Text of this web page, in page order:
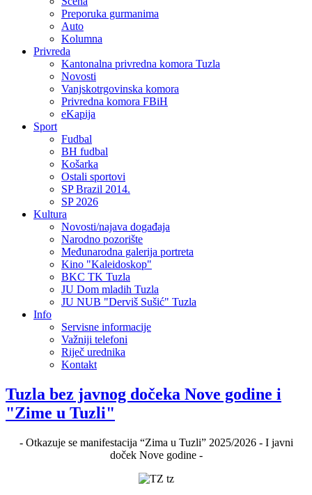
Preporuka gurmanima
Auto
Kolumna
Privreda
Kantonalna privredna komora Tuzla
Novosti
Vanjskotrgovinska komora
Privredna komora FBiH
eKapija
Sport
Fudbal
BH fudbal
Košarka
Ostali sportovi
SP Brazil 2014.
SP 2026
Kultura
Novosti/najava događaja
Narodno pozorište
Međunarodna galerija portreta
Kino "Kaleidoskop"
BKC TK Tuzla
JU Dom mladih Tuzla
JU NUB "Derviš Sušić" Tuzla
Info
Servisne informacije
Važniji telefoni
Riječ urednika
Kontakt
Tuzla bez javnog dočeka Nove godine i
"Zime u Tuzli"
- Otkazuje se manifestacija “Zima u Tuzli” 2025/2026 - I javni
doček Nove godine -